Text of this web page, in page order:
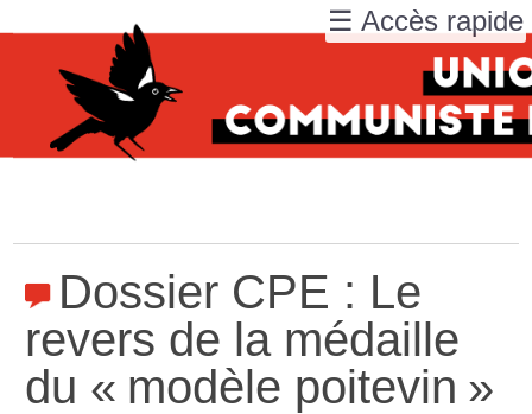
Dossier CPE : Le
revers de la médaille
du « modèle poitevin »
☰ Accès rapide